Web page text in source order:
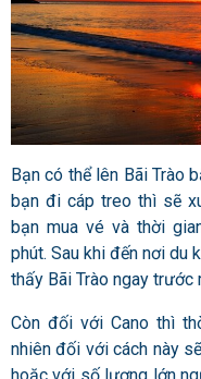
Bạn có thể lên Bãi Trào
bạn đi cáp treo thì sẽ
bạn mua vé và thời
phút. Sau khi đến nơi du
thấy Bãi Trào ngay trước
Còn đối với Cano thì
nhiên đối với cách này
hoặc với số lượng lớn